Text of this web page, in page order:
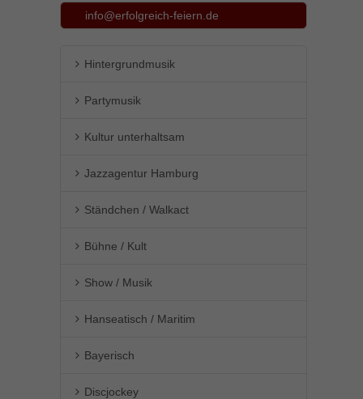
info@erfolgreich-feiern.de
Hintergrundmusik
Partymusik
Kultur unterhaltsam
Jazzagentur Hamburg
Ständchen / Walkact
Bühne / Kult
Show / Musik
Hanseatisch / Maritim
Bayerisch
Discjockey